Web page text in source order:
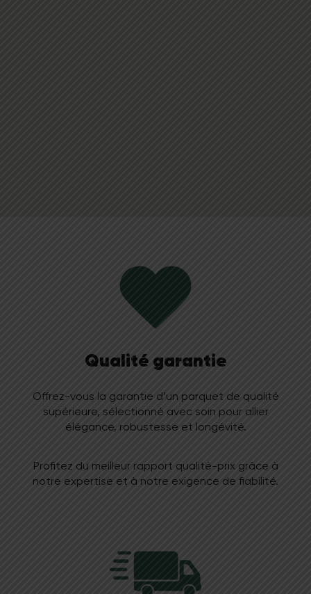
Qualité garantie
Offrez-vous la garantie d’un parquet de qualité
supérieure, sélectionné avec soin pour allier
élégance, robustesse et longévité.
Profitez du meilleur rapport qualité-prix grâce à
notre expertise et à notre exigence de fiabilité.